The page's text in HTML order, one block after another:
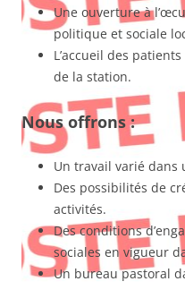
Une ouverture à
politique et sociale
L’accueil des
de la station.
Nous offrons :
Un travail varié dans
Des possibilités de
activités.
Des conditions
sociales en vigueur
Un bureau pastoral